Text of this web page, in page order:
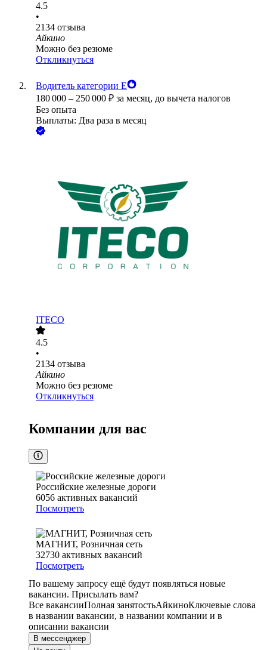
4.5
•
2134 отзыва
Айкино
Можно без резюме
Откликнуться
Водитель категории Е
180 000 – 250 000 ₽ за месяц, до вычета налогов
Без опыта
Выплаты: Два раза в месяц
ITECO
4.5
•
2134 отзыва
Айкино
Можно без резюме
Откликнуться
Компании для вас
Российские железные дороги
6056 активных вакансий
Посмотреть
МАГНИТ, Розничная сеть
32730 активных вакансий
Посмотреть
По вашему запросу ещё будут появляться новые
вакансии. Присылать вам?
Все вакансииПолная занятостьАйкиноКлючевые слова
в названии вакансии, в названии компании и в
описании вакансии
В мессенджер